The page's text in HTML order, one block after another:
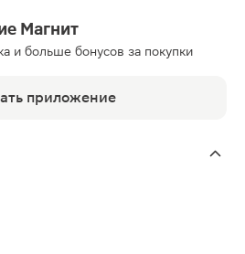
Магнит
и больше бонусов за покупки
приложение